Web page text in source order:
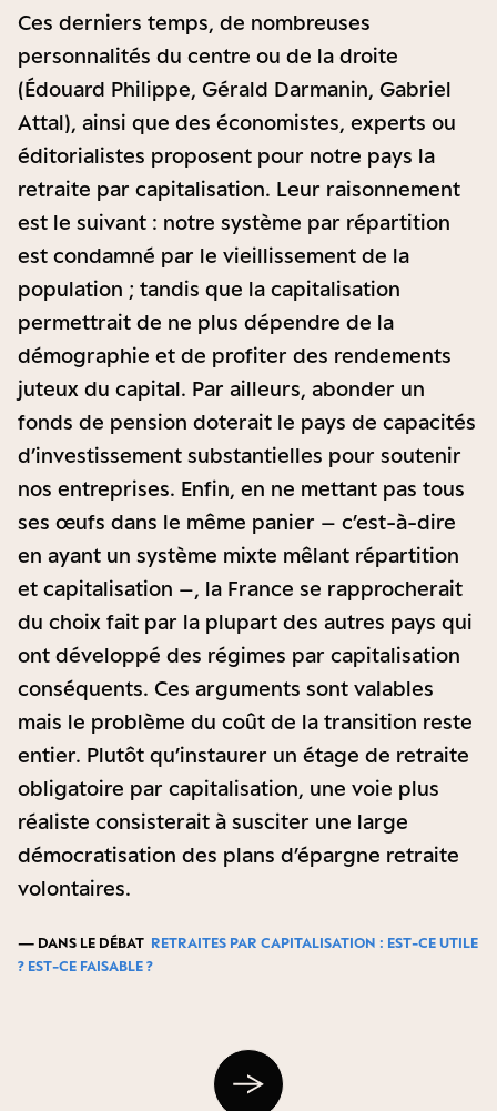
Ces derniers temps, de nombreuses
personnalités du centre ou de la droite
(Édouard Philippe, Gérald Darmanin, Gabriel
Attal), ainsi que des économistes, experts ou
éditorialistes proposent pour notre pays la
retraite par capitalisation. Leur raisonnement
est le suivant : notre système par répartition
est condamné par le vieillissement de la
population ; tandis que la capitalisation
permettrait de ne plus dépendre de la
démographie et de profiter des rendements
juteux du capital. Par ailleurs, abonder un
fonds de pension doterait le pays de capacités
d’investissement substantielles pour soutenir
nos entreprises. Enfin, en ne mettant pas tous
ses œufs dans le même panier – c’est-à-dire
en ayant un système mixte mêlant répartition
et capitalisation –, la France se rapprocherait
du choix fait par la plupart des autres pays qui
ont développé des régimes par capitalisation
conséquents. Ces arguments sont valables
mais le problème du coût de la transition reste
entier. Plutôt qu’instaurer un étage de retraite
obligatoire par capitalisation, une voie plus
réaliste consisterait à susciter une large
démocratisation des plans d’épargne retraite
volontaires.
— DANS LE DÉBAT RETRAITES PAR CAPITALISATION : EST-CE UTILE
? EST-CE FAISABLE ?